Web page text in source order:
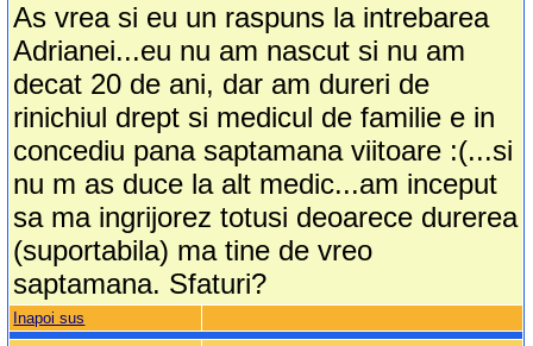
As vrea si eu un raspuns la intrebarea
Adrianei...eu nu am nascut si nu am
decat 20 de ani, dar am dureri de
rinichiul drept si medicul de familie e in
concediu pana saptamana viitoare :(...si
nu m as duce la alt medic...am inceput
sa ma ingrijorez totusi deoarece durerea
(suportabila) ma tine de vreo
saptamana. Sfaturi?
Inapoi sus